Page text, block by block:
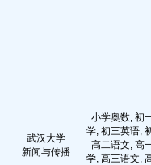
武汉大学
新闻与传播
小学奥数, 初
学, 初三英语,
高二语文, 高
学, 高三语文,